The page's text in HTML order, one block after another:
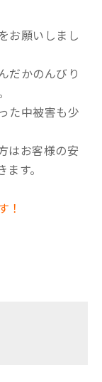
お願いしまし
だかのんびり
た中被害も少
はお客様の安
す。
！